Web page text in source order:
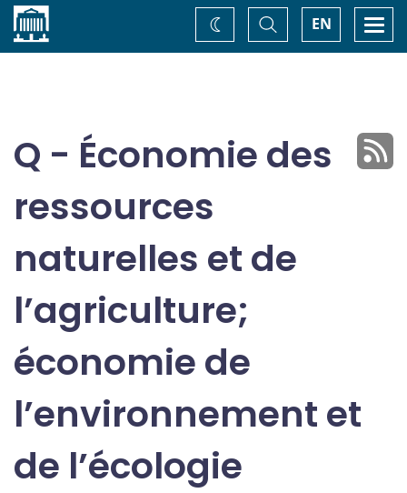
Accueil EN
Basculer
la
recherche
Changez
de
Q - Économie des
ressources
naturelles et de
l’agriculture;
économie de
l’environnement et
de l’écologie